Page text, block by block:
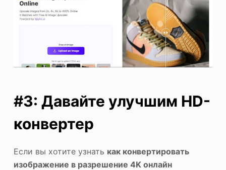
#3: Давайте улучшим HD-
конвертер
Если вы хотите узнать как конвертировать
изображение в разрешение 4K онлайн